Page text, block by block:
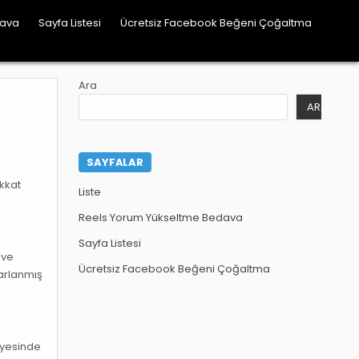
Sayfa Listesi Ücretsiz Facebook Beğeni Çoğaltma
Ara
ARA
SAYFALAR
Liste
Reels Yorum Yükseltme Bedava
Sayfa Listesi
Ücretsiz Facebook Beğeni Çoğaltma